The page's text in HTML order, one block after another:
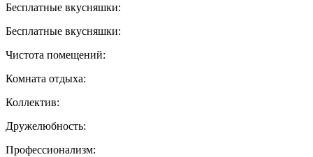
Бесплатные вкусняшки:
Бесплатные вкусняшки:
Чистота помещений:
Комната отдыха:
Коллектив:
Дружелюбность:
Профессионализм: